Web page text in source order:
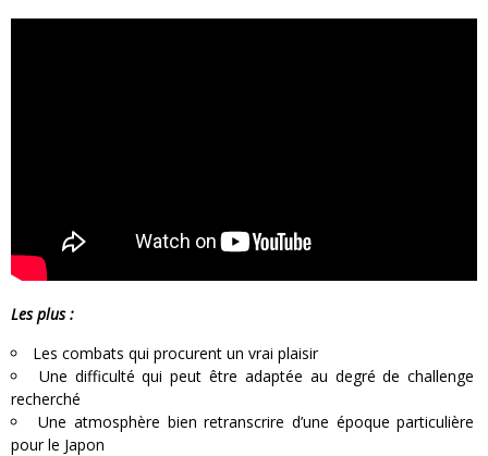
Les plus :
Les combats qui procurent un vrai plaisir
Une difficulté qui peut être adaptée au degré de challenge
recherché
Une atmosphère bien retranscrire d’une époque particulière
pour le Japon